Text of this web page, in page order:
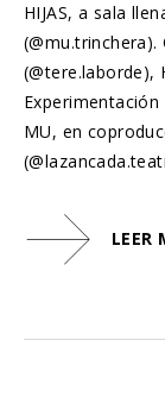
HIJAS, a sala
(@tere.laborde),
MU, en
LEER